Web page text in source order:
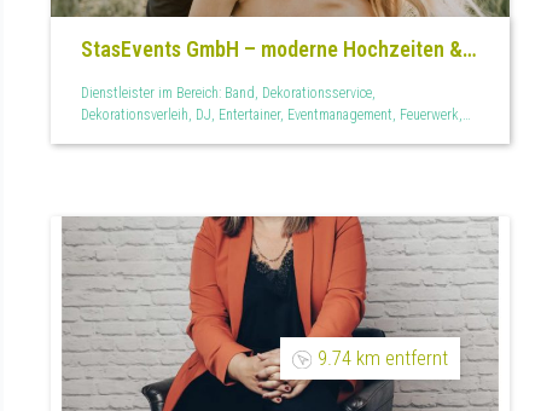
StasEvents GmbH – moderne Hochzeiten &
Events
Dienstleister im Bereich: Band, Dekorationsservice,
Dekorationsverleih, DJ, Entertainer, Eventmanagement, Feuerwerk,
Raumdekoration, Sängerin, Teilplanung, Tischdekoration,
Trauredner
9.74 km entfernt